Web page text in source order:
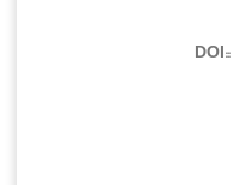
DOI::